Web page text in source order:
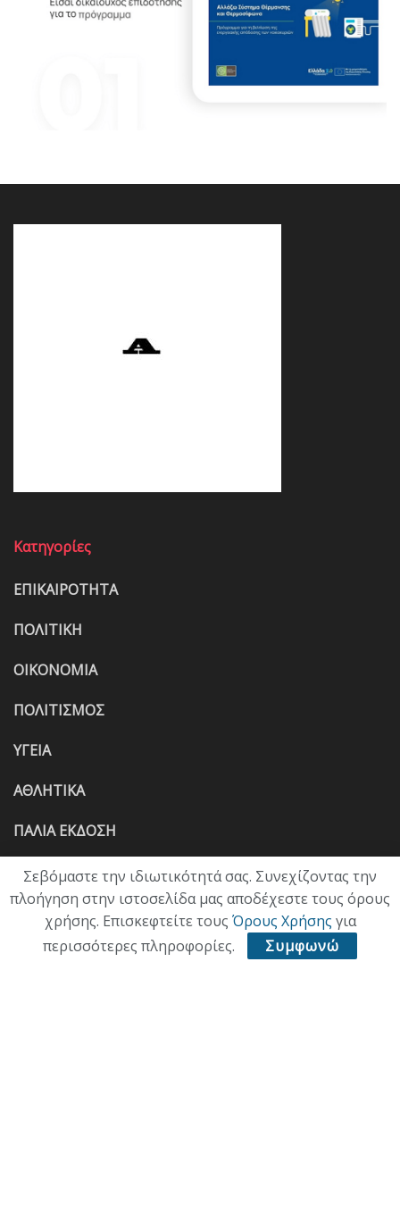
Κατηγορίες
ΕΠΙΚΑΙΡΟΤΗΤΑ
ΠΟΛΙΤΙΚΗ
ΟΙΚΟΝΟΜΙΑ
ΠΟΛΙΤΙΣΜΟΣ
ΥΓΕΙΑ
ΑΘΛΗΤΙΚΑ
ΠΑΛΙΑ ΕΚΔΟΣΗ
Σεβόμαστε την ιδιωτικότητά σας. Συνεχίζοντας την
πλοήγηση στην ιστοσελίδα μας αποδέχεστε τους όρους
χρήσης. Επισκεφτείτε τους Όρους Χρήσης για
περισσότερες πληροφορίες.
Συμφωνώ